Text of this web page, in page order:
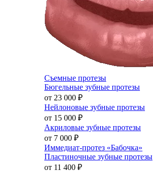
Съемные протезы
Бюгельные зубные протезы
от 23 000 ₽
Нейлоновые зубные протезы
от 15 000 ₽
Акриловые зубные протезы
от 7 000 ₽
Иммедиат-протез «Бабочка»
Пластиночные зубные протезы
от 11 400 ₽